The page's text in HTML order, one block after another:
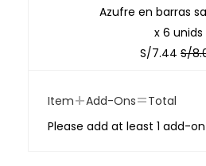
Azufre en barras
x 6 unids
S/7.44 S/
Item+Add-Ons=Total
Please add at least 1 add-